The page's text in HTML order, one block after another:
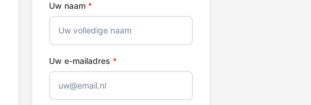
Uw naam *
Uw e-mailadres *